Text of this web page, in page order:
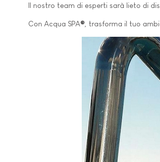
Il nostro team di esperti sarà lieto di
Con Acqua SPA® , trasforma il tuo